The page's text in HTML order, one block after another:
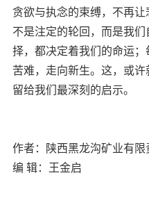
贪欲与执念的束缚，不再
不是注定的轮回，而是我
择，都决定着我们的命运
苦难，走向新生。这，或许
留给我们最深刻的启示。
作者：陕西黑龙沟矿业有限
编 辑：王金启